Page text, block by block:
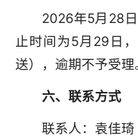
2026年5月28
止时间为5月29日
送），逾期不予受理
六、联系方式
联系人：袁佳琦